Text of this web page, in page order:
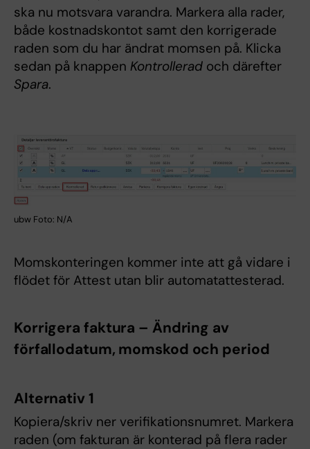
ska nu motsvara varandra. Markera alla rader,
både kostnadskontot samt den korrigerade
raden som du har ändrat momsen på. Klicka
sedan på knappen Kontrollerad och därefter
Spara.
ubw Foto: N/A
Momskonteringen kommer inte att gå vidare i
flödet för Attest utan blir automatattesterad.
Korrigera faktura – Ändring av
förfallodatum, momskod och period
Alternativ 1
Kopiera/skriv ner verifikationsnumret. Markera
raden (om fakturan är konterad på flera rader